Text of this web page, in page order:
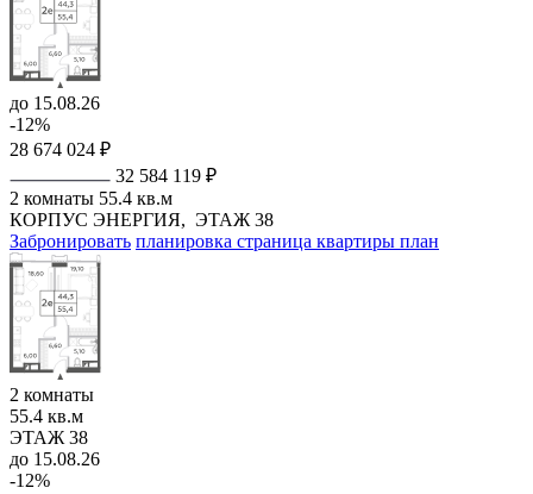
до 15.08.26
-12%
28 674 024 ₽
32 584 119 ₽
2 комнаты 55.4 кв.м
КОРПУС ЭНЕРГИЯ, ЭТАЖ 38
Забронировать планировка страница квартиры план
2 комнаты
55.4 кв.м
ЭТАЖ 38
до 15.08.26
-12%